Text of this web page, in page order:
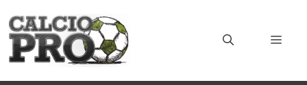
contenuto